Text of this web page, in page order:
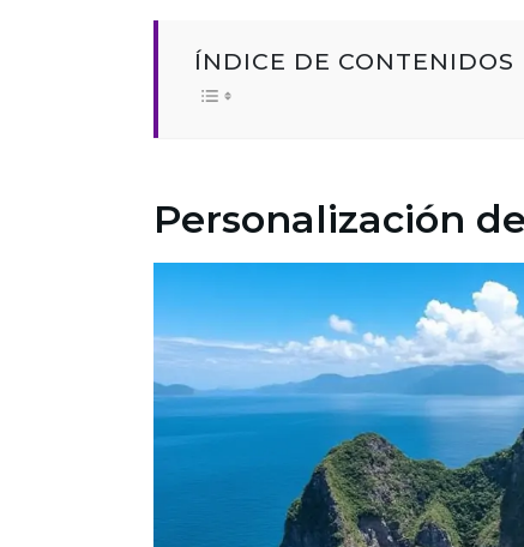
ÍNDICE DE CONTENIDOS
Personalización